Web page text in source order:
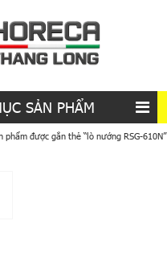
SẢN PHẨM
phẩm được gắn thẻ “lò nướng RSG-610N”